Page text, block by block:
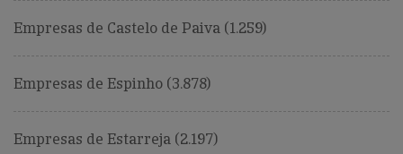
Empresas de Castelo de Paiva (1.259)
Empresas de Espinho (3.878)
Empresas de Estarreja (2.197)